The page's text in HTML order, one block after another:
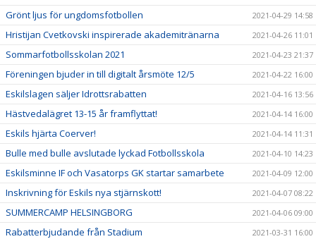
Grönt ljus för ungdomsfotbollen
2021-04-29 14:58
Hristijan Cvetkovski inspirerade akademitränarna 2021-04-26 11:01
Sommarfotbollsskolan 2021 2021-04-23 21:37
Föreningen bjuder in till digitalt årsmöte 12/5 2021-04-22 16:00
Eskilslagen säljer Idrottsrabatten 2021-04-16 13:56
Hästvedalägret 13-15 år framflyttat! 2021-04-14 16:00
Eskils hjärta Coerver! 2021-04-14 11:31
Bulle med bulle avslutade lyckad Fotbollsskola 2021-04-10 14:23
Eskilsminne IF och Vasatorps GK startar samarbete 2021-04-09 12:00
Inskrivning för Eskils nya stjärnskott! 2021-04-07 08:22
SUMMERCAMP HELSINGBORG 2021-04-06 09:00
Rabatterbjudande från Stadium 2021-03-31 16:00